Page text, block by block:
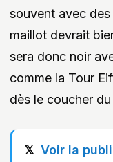
souvent avec
maillot devrait
sera donc noir
comme la Tour
dès le coucher du
Voir la